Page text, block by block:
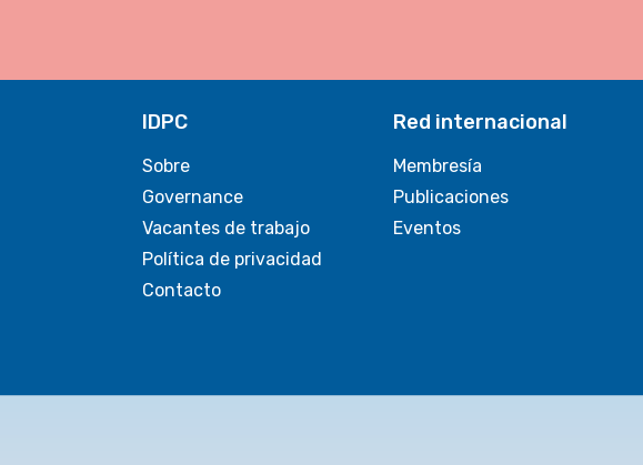
IDPC
Sobre
Governance
Vacantes de trabajo
Política de privacidad
Contacto
Red internacional
Membresía
Publicaciones
Eventos